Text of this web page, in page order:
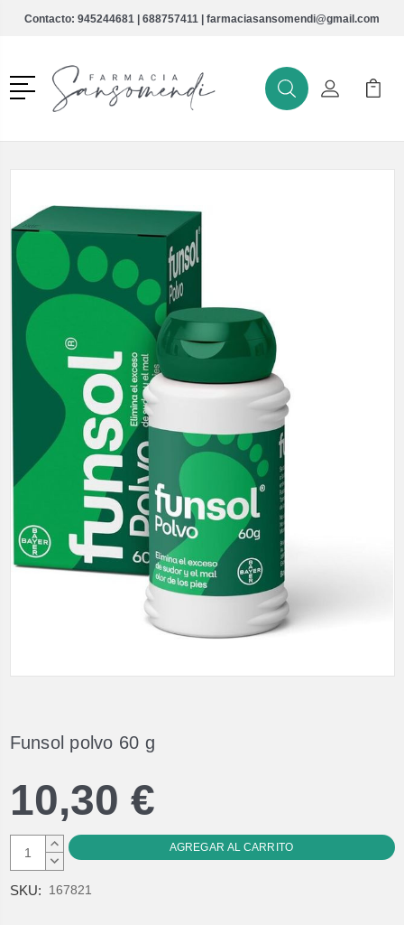
Contacto: 945244681 | 688757411 | farmaciasansomendi@gmail.com
Menú
BuscarMi Cuenta
Mi
Funsol polvo 60 g
10,30 €
AUMENTAR
CANTIDAD:
DISMINUIR
SKU: 167821